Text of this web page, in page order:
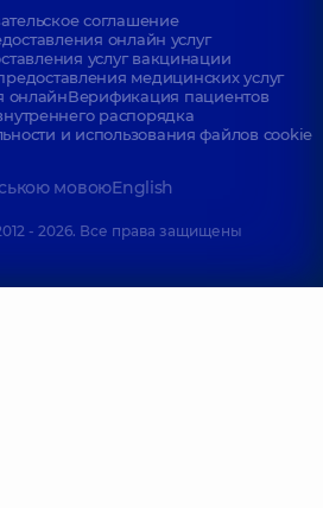
соглашение
онлайн услуг
услуг вакцинации
медицинских услуг
онлайнВерификация пациентов
распорядка
и использования файлов cookie
мовоюEnglish
- 2026. Все права защищены